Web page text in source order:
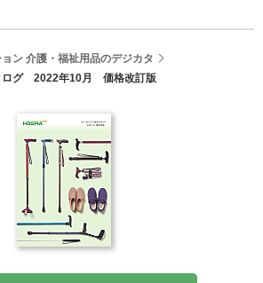
ン 介護・福祉用品のデジカタ
ログ 2022年10月 価格改訂版